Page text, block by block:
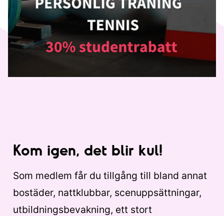
Kom igen, det blir kul!
Som medlem får du tillgång till bland annat
bostäder, nattklubbar, scenuppsättningar,
utbildningsbevakning, ett stort